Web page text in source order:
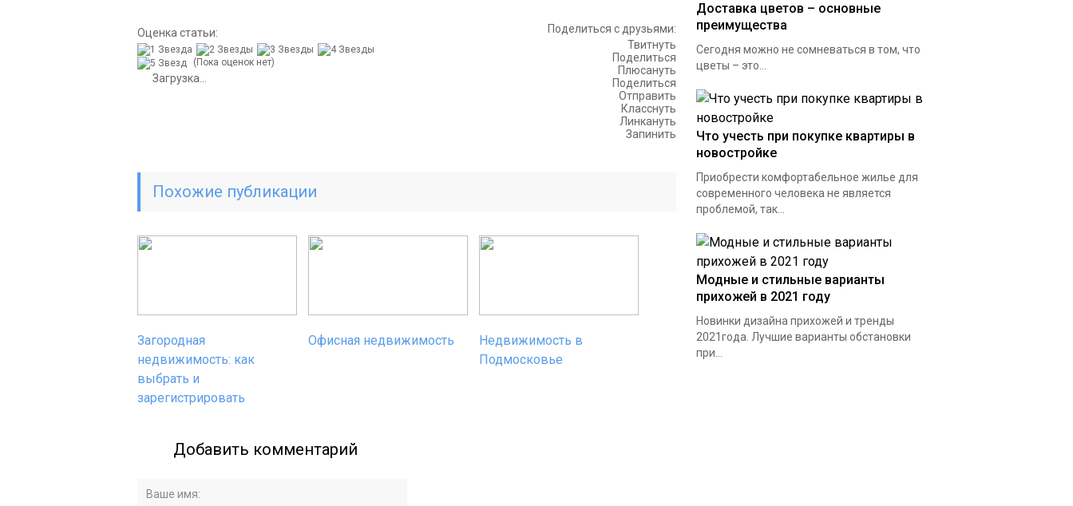
Оценка статьи:
(Пока оценок нет)
Загрузка...
Поделиться с друзьями:
Твитнуть
Поделиться
Плюсануть
Поделиться
Отправить
Класснуть
Линкануть
Запинить
Похожие публикации
Загородная
недвижимость: как
выбрать и
зарегистрировать
Офисная недвижимость
Недвижимость в
Подмосковье
Добавить комментарий
Доставка цветов – основные
преимущества
Сегодня можно не сомневаться в том, что
цветы – это...
Что учесть при покупке квартиры в
новостройке
Приобрести комфортабельное жилье для
современного человека не является
проблемой, так...
Модные и стильные варианты
прихожей в 2021 году
Новинки дизайна прихожей и тренды
2021года. Лучшие варианты обстановки
при...